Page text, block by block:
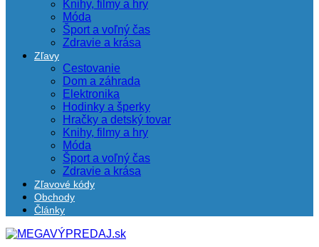
Knihy, filmy a hry
Móda
Šport a voľný čas
Zdravie a krása
Zľavy
Cestovanie
Dom a záhrada
Elektronika
Hodinky a šperky
Hračky a detský tovar
Knihy, filmy a hry
Móda
Šport a voľný čas
Zdravie a krása
Zľavové kódy
Obchody
Články